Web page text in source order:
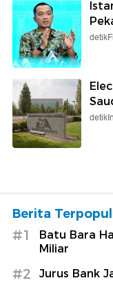
Berita
#1
Batu Bara
Miliar
#2 Jurus Bank